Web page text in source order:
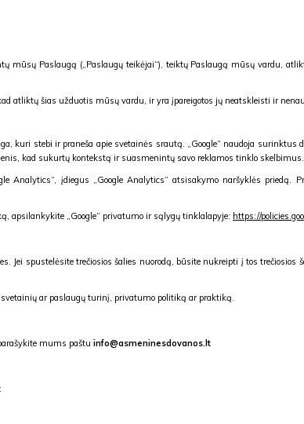
mūsų Paslaugą („Paslaugų teikėjai“), teiktų Paslaugą mūsų vardu,
atliktų šias užduotis mūsų vardu, ir yra įpareigotos jų neatskleisti ir
kuri stebi ir praneša apie svetainės srautą. „Google“ naudoja
kad sukurtų kontekstą ir suasmenintų savo reklamos tinklo skelbimus.
Analytics“, įdiegus „Google Analytics“ atsisakymo naršyklės priedą.
apsilankykite „Google“ privatumo ir sąlygų tinklalapyje: https://
Jei spustelėsite trečiosios šalies nuorodą, būsite nukreipti į tos
ar paslaugų turinį, privatumo politiką ar praktiką.
mums paštu info@asmeninesdovanos.lt